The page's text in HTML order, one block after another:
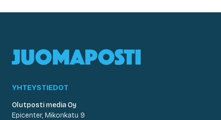
YHTEYSTIEDOT
Olutposti media Oy
Epicenter, Mikonkatu 9